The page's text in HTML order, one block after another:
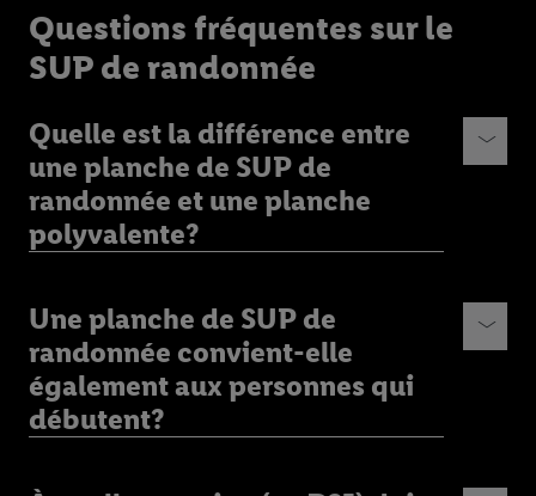
Questions fréquentes sur le
SUP de randonnée
Quelle est la différence entre
une planche de SUP de
randonnée et une planche
polyvalente?
Une planche de SUP de
randonnée convient-elle
également aux personnes qui
débutent?